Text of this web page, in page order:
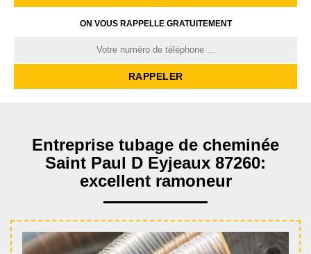
ON VOUS RAPPELLE GRATUITEMENT
Entreprise tubage de cheminée
Saint Paul D Eyjeaux 87260:
excellent ramoneur